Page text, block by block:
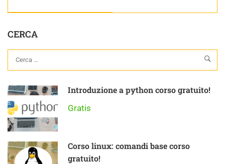
vol. 3 – livello
Appunti di Fisica
CERCA
Introduzione a python corso gratuito!
Gratis
Corso linux: comandi base corso
gratuito!